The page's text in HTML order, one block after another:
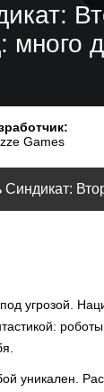
много
Games
Синдикат:
угрозой.
уникален.